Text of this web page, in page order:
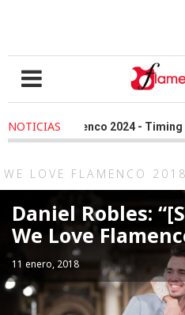
NOTICIAS
2024 - Timing 3 years ago -
WE LOVE FLAMENCO 2018
Daniel Robles:
We Love
11 enero, 2018